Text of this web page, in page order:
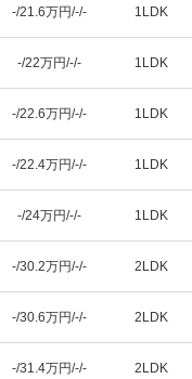
-/21.6万円/-/- 1LDK
-/22万円/-/- 1LDK
-/22.6万円/-/- 1LDK
-/22.4万円/-/- 1LDK
-/24万円/-/- 1LDK
-/30.2万円/-/- 2LDK
-/30.6万円/-/- 2LDK
-/31.4万円/-/- 2LDK